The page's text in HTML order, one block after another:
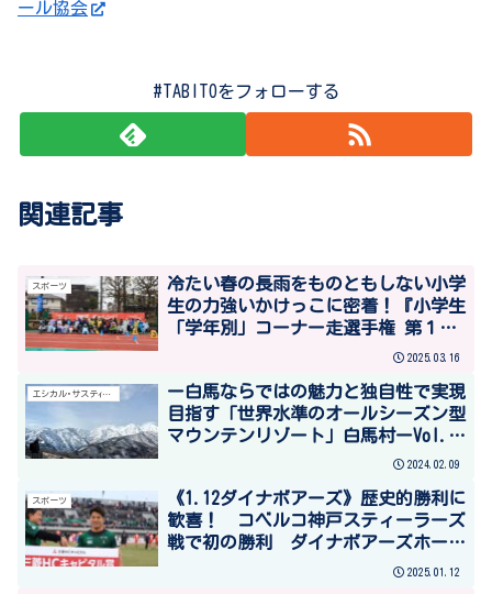
ール協会
#TABITOをフォローする
関連記事
スポーツ
冷たい春の長雨をものともしない小学
生の力強いかけっこに密着！『小学生
「学年別」コーナー走選手権 第１０
回記念 瞬足チャレンジ』をレポート
2025.03.16
エシカル･サステｨナブル
ー白馬ならではの魅力と独自性で実現
目指す「世界水準のオールシーズン型
マウンテンリゾート」白馬村ーVol.1
インバウンド需要が後押し交通改善
2024.02.09
スポーツ
《1.12ダイナボアーズ》歴史的勝利に
歓喜！ コベルコ神戸スティーラーズ
戦で初の勝利 ダイナボアーズホーム
相模原ギオンスタジアムにて
2025.01.12